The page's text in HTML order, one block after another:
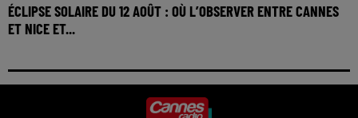
ÉCLIPSE SOLAIRE DU 12 AOÛT : OÙ L’OBSERVER ENTRE CANNES
ET NICE ET...